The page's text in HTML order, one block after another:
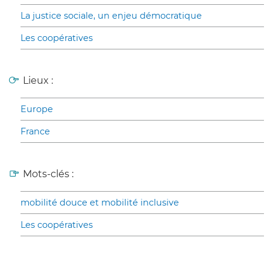
La justice sociale, un enjeu démocratique
Les coopératives
Lieux :
Europe
France
Mots-clés :
mobilité douce et mobilité inclusive
Les coopératives